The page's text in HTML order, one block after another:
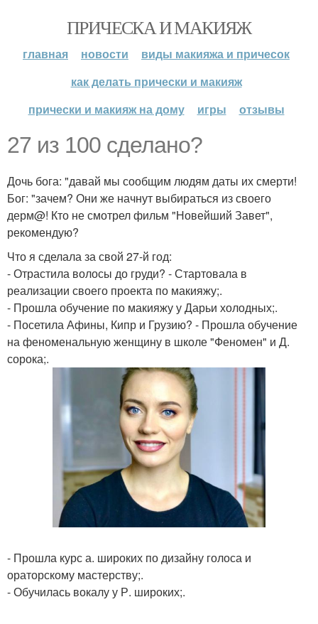
ПРИЧЕСКА И МАКИЯЖ
главная новости
виды макияжа и причесок
как делать прически и макияж
прически и макияж на дому
игры отзывы
27 из 100 сделано?
Дочь бога: "давай мы сообщим людям даты их смерти!
Бог: "зачем? Они же начнут выбираться из своего
дерм@! Кто не смотрел фильм "Новейший Завет",
рекомендую?
Что я сделала за свой 27-й год:
- Отрастила волосы до груди? - Стартовала в
реализации своего проекта по макияжу;.
- Прошла обучение по макияжу у Дарьи холодных;.
- Посетила Афины, Кипр и Грузию? - Прошла обучение
на феноменальную женщину в школе "Феномен" и Д.
сорока;.
- Прошла курс а. широких по дизайну голоса и
ораторскому мастерству;.
- Обучилась вокалу у Р. широких;.